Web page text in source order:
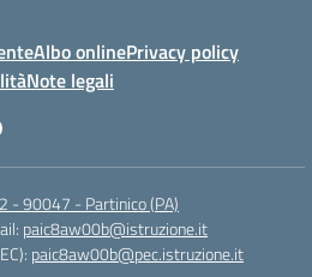
Albo onlinePrivacy policy
Note legali
- 90047 - Partinico (PA)
paic8aw00b@istruzione.it
paic8aw00b@pec.istruzione.it